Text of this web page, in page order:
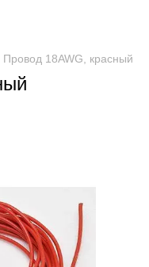
Провод 18AWG, красный